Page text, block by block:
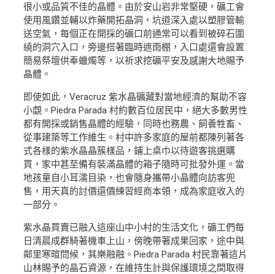
很小或品質不佳的晶體。由於安山岩非常堅硬，礦工會
使用風鑽並輔以炸藥開拓晶洞，坑道深入處以塑膠管輸
送空氣，每個正在開採的礦口前通常可以看到被碎石圍
繞的洞穴入口，旁邊搭著臨時遮雨棚，入口處還會設置
簡易祭壇供奉蠟燭等，以祈求挖礦平安及感謝大地賜予
晶體。
即使如此，Veracruz 紫水晶礦藏對當地經濟的幫助不容
小覷。Piedra Parada 村約數百位居民中，絕大多數男性
都有開採或銷售晶體的經驗，同時也務農、飼養牲畜、
從事建築等工作維生。村中許多家庭的屋前都陳列著各
式各樣的紫水晶晶簇樣品，鋪上桌巾以待遊客挑選購
買，家中甚至備有裝滿晶體的箱子隨時可批發外運。當
地孩童自小耳濡目染，也會隨身攜帶小晶體向訪客兜
售，用天真的討價還價練習經商本領，成為家庭收入的
一部分。
紫水晶買賣已融入這座山中小村的生活文化，礦工們每
日清晨成群騎著機車上山，傍晚帶著成果回家，途中與
鄰里寒暄問候，其樂融融。Piedra Parada 村民靠著這片
山林賜予的晶石資源，在維持生計與保護環境之間取得